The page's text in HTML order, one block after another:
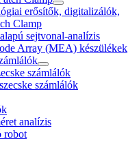
erősítők, digitalizálók,
Clamp
sejtvonal-analízis
Array (MEA) készülékek
számlálók
számlálók
analízis
robot